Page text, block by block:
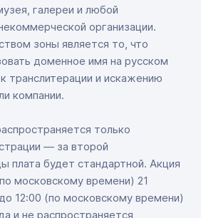
галереи и любой
организации.
зоны является то, что
доменное имя на русском
транслитерации и искажению
компании.
только
— за второй
плата будет стандартной. Акция
московскому времени) 21
12:00 (по московскому времени)
и не распространяется